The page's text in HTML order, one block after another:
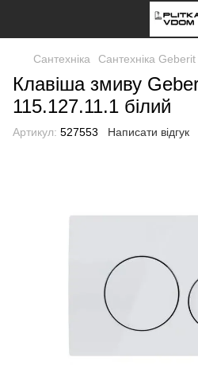
Сантехніка Сантехніка Geberit
Клавіша змиву
115.127.11.1 білий
Артикул: 527553 Написати відгук